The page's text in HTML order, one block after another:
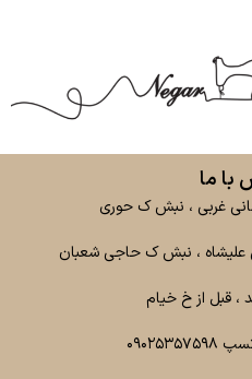
با ما
، قبل از خ خیام